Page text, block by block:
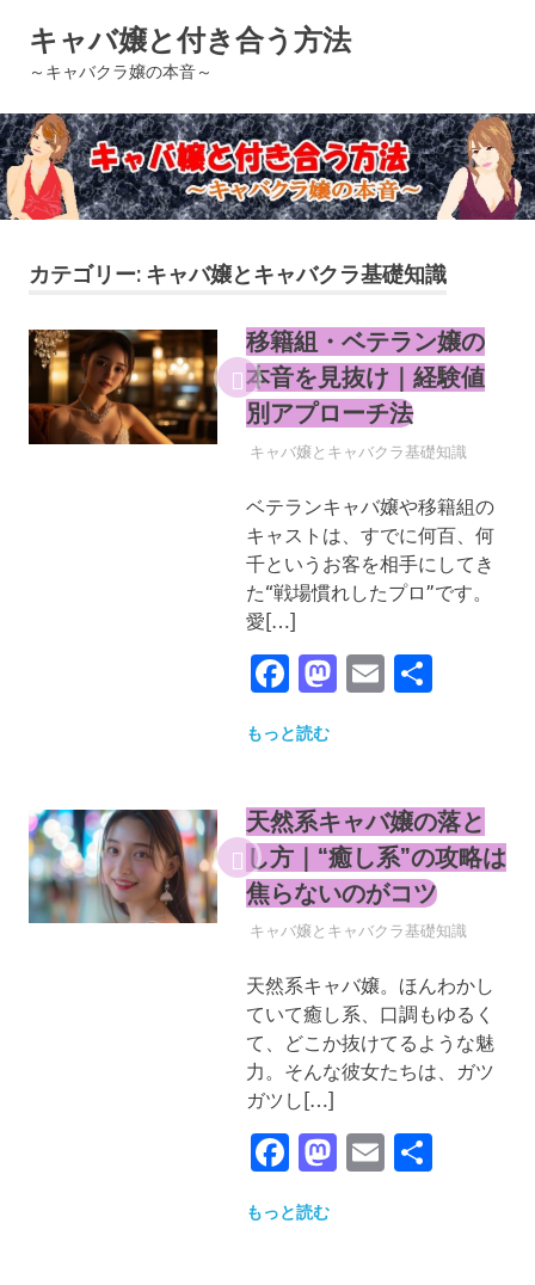
ツ
へ
ス
キ
キャバ嬢と付き合う方法
～キャバクラ嬢の本音～
カテゴリー: キャバ嬢とキャバクラ基礎知識
移籍組・ベテラン嬢の
本音を見抜け｜経験値
別アプローチ法
2025年4月30日
YYYPRO
キャバ嬢とキャバクラ基礎知識
ベテランキャバ嬢や移籍組の
キャストは、すでに何百、何
千というお客を相手にしてき
た“戦場慣れしたプロ”です。
愛[…]
Facebook
Mastodon
Email
共
もっと読む
天然系キャバ嬢の落と
し方｜“癒し系”の攻略は
焦らないのがコツ
2025年4月30日
YYYPRO
キャバ嬢とキャバクラ基礎知識
天然系キャバ嬢。ほんわかし
ていて癒し系、口調もゆるく
て、どこか抜けてるような魅
力。そんな彼女たちは、ガツ
ガツし[…]
Facebook
Mastodon
Email
共
もっと読む